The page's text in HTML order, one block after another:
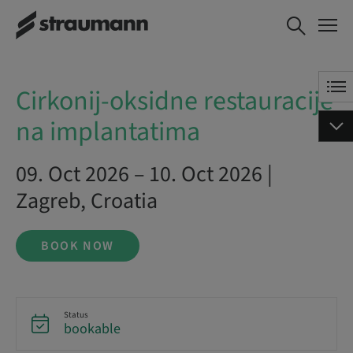
Cirkonij-oksidne restauracije na
implantatima
BOOK NOW
Cirkonij-oksidne restauracije
na implantatima
09. Oct 2026 – 10. Oct 2026 |
Zagreb, Croatia
BOOK NOW
Status
bookable